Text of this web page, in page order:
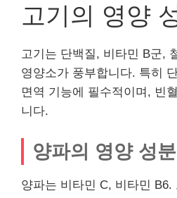
고기의 영양
고기는 단백질, 비타민 B군,
영양소가 풍부합니다. 특히
면역 기능에 필수적이며, 빈
니다.
양파의 영양 성분
양파는 비타민 C, 비타민 B6.